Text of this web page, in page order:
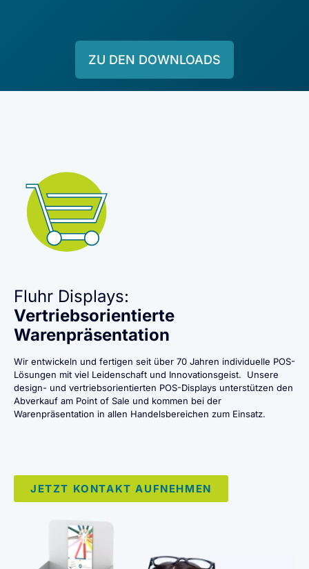
ZU DEN DOWNLOADS
Fluhr Displays:
Vertriebsorientierte
Warenpräsentation
Wir entwickeln und fertigen seit über 70 Jahren individuelle POS-
Lösungen mit viel Leidenschaft und Innovationsgeist. Unsere
design- und vertriebsorientierten POS-Displays unterstützen den
Abverkauf am Point of Sale und kommen bei der
Warenpräsentation in allen Handelsbereichen zum Einsatz.
JETZT KONTAKT AUFNEHMEN